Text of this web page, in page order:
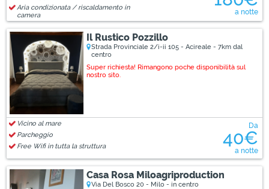
a notte
Aria condizionata / riscaldamento in
camera
Il Rustico Pozzillo
Strada Provinciale 2/i-ii 105 - Acireale - 7km dal
centro
Super richiesta! Rimangono poche disponibilità sul
nostro sito.
Da
40€
a notte
Vicino al mare
Parcheggio
Free Wifi in tutta la struttura
Casa Rosa Miloagriproduction
Via Del Bosco 20 - Milo - in centro